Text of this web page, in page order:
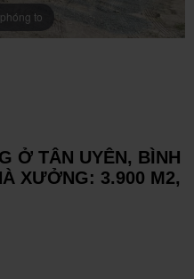
to
Ở TÂN UYÊN, BÌNH
XƯỞNG: 3.900 M2,